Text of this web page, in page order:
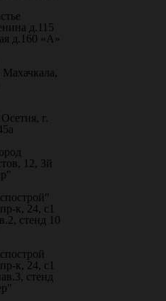
д.115
д.160 «А»
Махачкала,
г.
12, 3й
к, 24, с1
стенд 10
к, 24, с1
стенд